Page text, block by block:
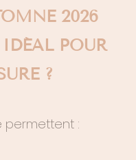
2026
POUR
?
permettent :